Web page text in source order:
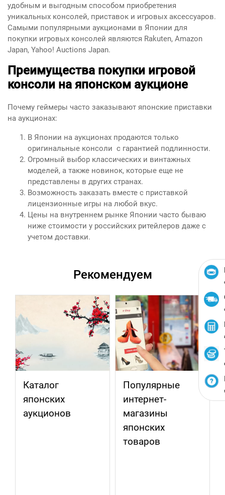
удобным и выгодным способом приобретения
уникальных консолей, приставок и игровых аксессуаров.
Самыми популярными аукционами в Японии для
покупки игровых консолей являются Rakuten, Amazon
Japan, Yahoo! Auctions Japan.
Преимущества покупки игровой
консоли на японском аукционе
Почему геймеры часто заказывают японские приставки
на аукционах:
В Японии на аукционах продаются только
оригинальные консоли с гарантией подлинности.
Огромный выбор классических и винтажных
моделей, а также новинок, которые еще не
представлены в других странах.
Возможность заказать вместе с приставкой
лицензионные игры на любой вкус.
Цены на внутреннем рынке Японии часто бываю
ниже стоимости у российских ритейлеров даже с
учетом доставки.
Рекомендуем
магазины
покупка
японской